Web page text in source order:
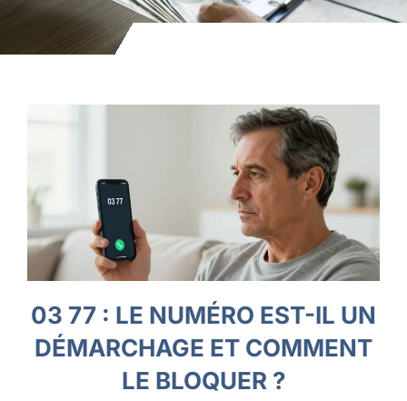
03 77 : LE NUMÉRO EST-IL UN
DÉMARCHAGE ET COMMENT
LE BLOQUER ?